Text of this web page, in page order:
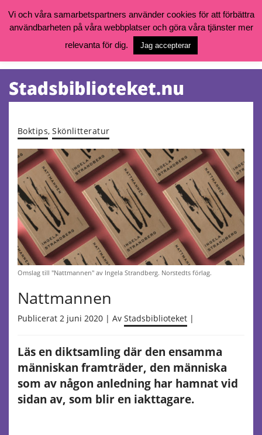
Vill du söka böcker, logga in på ditt bibliotekskonto eller nå övriga
goteborg.se/bibliotek
Öppettider, katalog och kontakt
Tjänster
Boktips,Skönlitteratur
Omslag till "Nattmannen" av Ingela Strandberg. Norstedts förlag.
Nattmannen
Publicerat 2 juni 2020 | Av Stadsbiblioteket |
Läs en diktsamling där den ensamma
människan framträder, den människa
som av någon anledning har hamnat vid
sidan av, som blir en iakttagare.
Vi och våra samarbetspartners använder cookies för att förbättra
användbarheten på våra webbplatser och göra våra tjänster mer
relevanta för dig.
Jag accepterar